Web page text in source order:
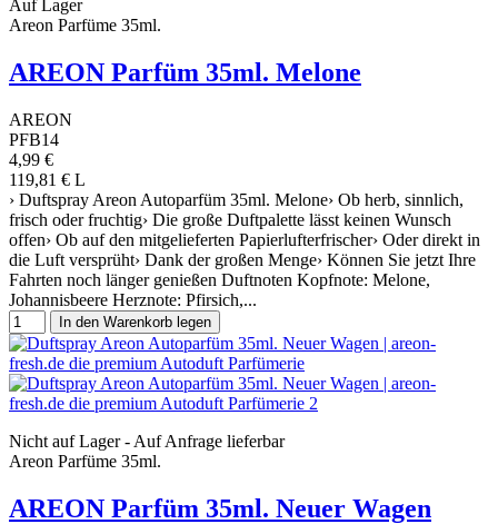
Auf Lager
Areon Parfüme 35ml.
AREON Parfüm 35ml. Melone
AREON
PFB14
4,99 €
119,81 € L
› Duftspray Areon Autoparfüm 35ml. Melone› Ob herb, sinnlich,
frisch oder fruchtig› Die große Duftpalette lässt keinen Wunsch
offen› Ob auf den mitgelieferten Papierlufterfrischer› Oder direkt in
die Luft versprüht› Dank der großen Menge› Können Sie jetzt Ihre
Fahrten noch länger genießen Duftnoten Kopfnote: Melone,
Johannisbeere Herznote: Pfirsich,...
In den Warenkorb legen
Nicht auf Lager - Auf Anfrage lieferbar
Areon Parfüme 35ml.
AREON Parfüm 35ml. Neuer Wagen